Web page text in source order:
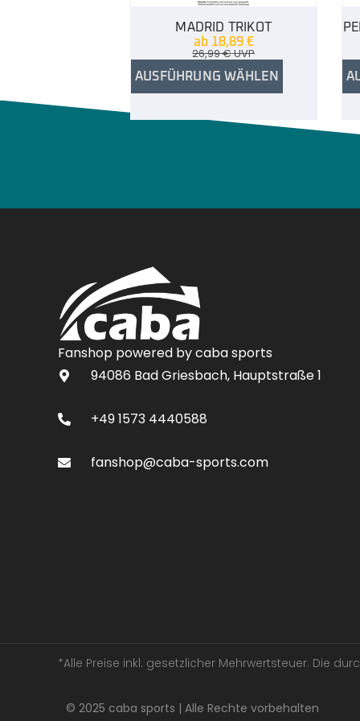
MADRID TRIKOT
ab 18,89 €
26,99€UVP
AUSFÜHRUNG WÄHLEN
Fanshop powered by caba sports
94086 Bad Griesbach, Hauptstraße 1
+49 1573 4440588
fanshop@caba-sports.com
*Alle Preise inkl. gesetzlicher Mehrwertsteuer. Die
© 2025 caba sports | Alle Rechte vorbehalten